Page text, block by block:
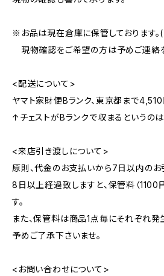
※お品は現在倉庫に保管しております
現物確認をご希望の方は予めご連絡
<配送について>
ヤマト家財便Bランク、東京都まで4,510
↑チェストがBランクで収まるというの
<来店引き渡しについて>
原則、代金のお支払いから7日以内のお
8日以上経過致しますと、保管料（1100
す。
また、保管料は商品1点毎にそれぞれ発
予めご了承下さいませ。
<お問い合わせについて>